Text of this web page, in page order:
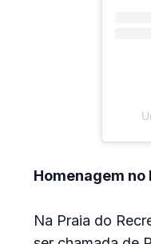
Homenagem no
Na Praia do